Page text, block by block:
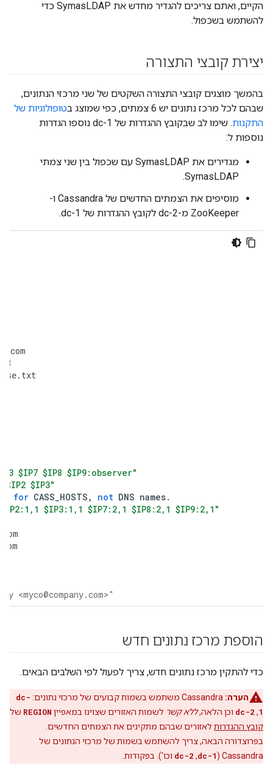
הקיים, ואתם צריכים להגדיר מחדש את SymasLDAP כדי
להשתמש בשכפול.
יצירת קובצי התצורה
בהמשך מוצגים קובצי התצורה השקטים של שני מרכזי הנתונים,
שבהם לכל מרכז נתונים יש 6 צמתים, כפי שמוצג ב
טופולוגיות של
התקנות
. שימו לב שבקובץ ההגדרות של dc-1 נוספו הגדרות
נוספות ל:
מגדירים את SymasLDAP עם שכפול בין שני צמתי
SymasLDAP.
מוסיפים את הצמתים החדשים של Cassandra ו-
ZooKeeper מ-dc-2 לקובץ ההגדרות של dc-1.
com
. txt
$IP7 $IP8 $IP9:observer"
$IP2 $IP3"
for CASS_HOSTS , not DNS names.
$IP3:1,1 $IP7:2,1 $IP8:2,1 $IP9:2,1"
com
com
<myco@company.com>"
הוספת מרכז נתונים חדש
כדי להתקין מרכז נתונים חדש, צריך לפעול לפי השלבים הבאים.
הערה:
dc-
1
,
dc-2 וכן הלאה,ללא קשר לשמות האזורים שצוינו במאפיין REGION של
קובץ ההגדרות לאזורים שבהם מתקינים את הצמתים החדשים.
בפרוצדורה הבאה, צריך להשתמש בשמות של מרכזי הנתונים של
Cassandra (‏
dc-1
, ‏
dc-2 וכו'). בפקודות.